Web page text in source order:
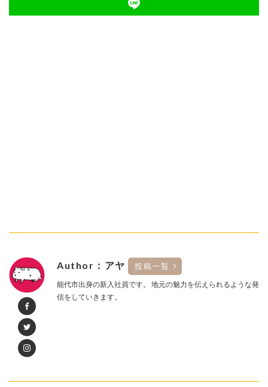
Author：アヤ 投稿一覧
能代市出身の新入社員です。 地元の魅力を伝えられるような発
信をしていきます。